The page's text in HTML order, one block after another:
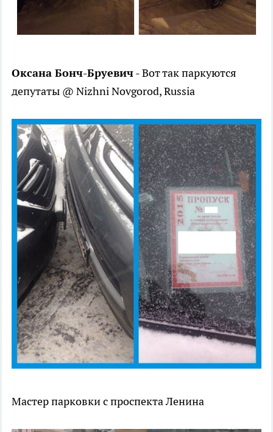
Оксана Бонч-Бруевич- Вот так паркуются
депутаты @ Nizhni Novgorod, Russia
Мастер парковки с проспекта Ленина